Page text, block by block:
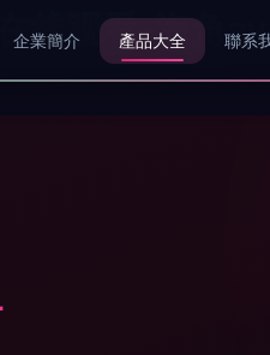
观看-海角av
企業簡介 產品大全 聯系